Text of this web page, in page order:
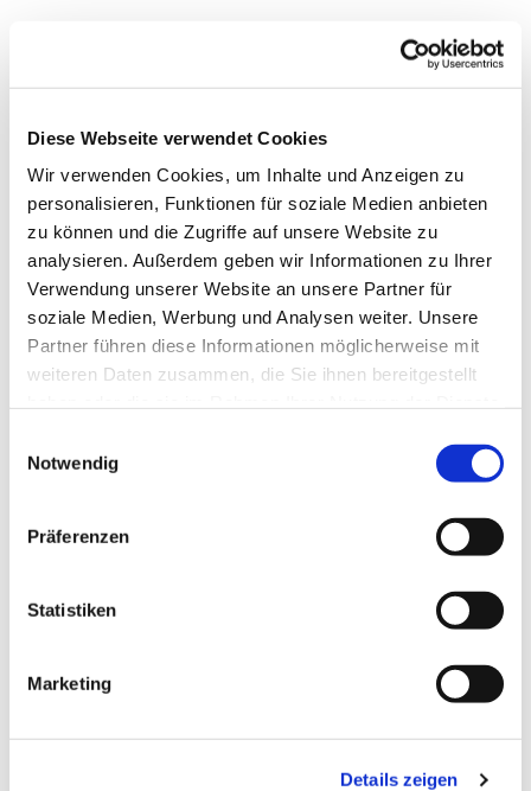
Diese Webseite verwendet Cookies
Wir verwenden Cookies, um Inhalte und Anzeigen zu
personalisieren, Funktionen für soziale Medien anbieten
zu können und die Zugriffe auf unsere Website zu
analysieren. Außerdem geben wir Informationen zu Ihrer
Verwendung unserer Website an unsere Partner für
soziale Medien, Werbung und Analysen weiter. Unsere
Partner führen diese Informationen möglicherweise mit
weiteren Daten zusammen, die Sie ihnen bereitgestellt
Notwendig
Präferenzen
Statistiken
Marketing
Details zeigen
Dies könnte Sie auch